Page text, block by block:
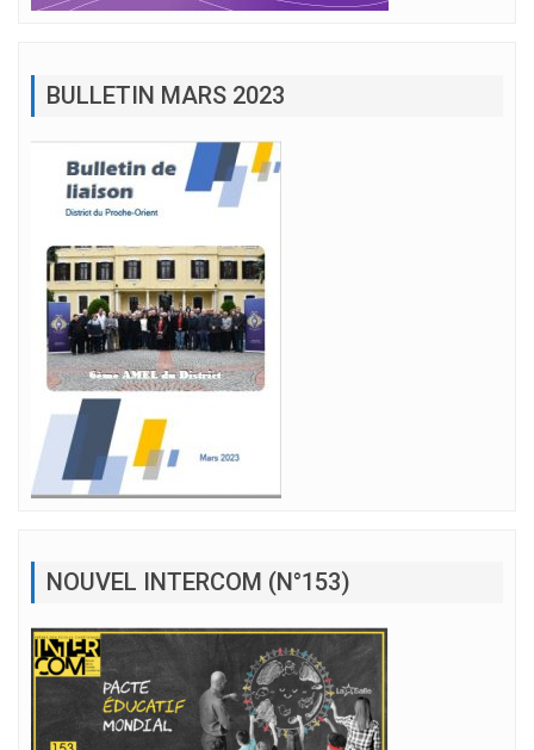
BULLETIN MARS 2023
NOUVEL INTERCOM (N°153)